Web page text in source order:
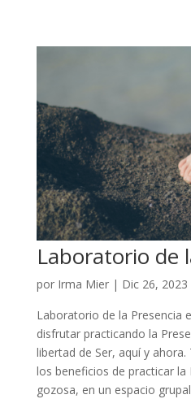
Laboratorio de
por Irma Mier| Dic 26, 2023
Laboratorio de la Presencia
disfrutar practicando la
libertad de Ser, aquí y
los beneficios de practicar la
gozosa, en un espacio